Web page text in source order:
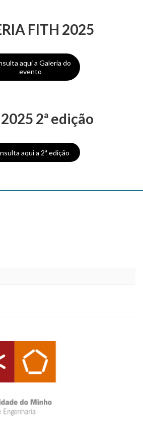
FITH 2025
aqui a Galeria do
evento
2ª edição
aqui a 2ª edição